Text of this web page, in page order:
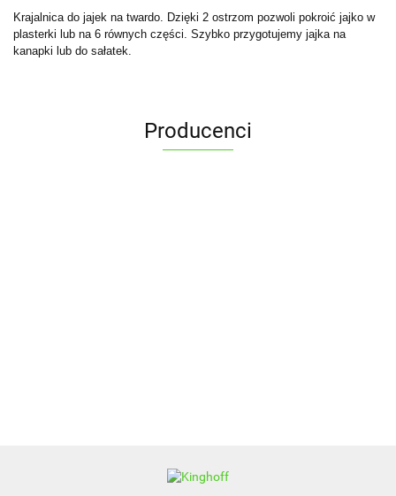
Krajalnica do jajek na twardo. Dzięki 2 ostrzom pozwoli pokroić jajko w
plasterki lub na 6 równych części. Szybko przygotujemy jajka na
kanapki lub do sałatek.
Producenci